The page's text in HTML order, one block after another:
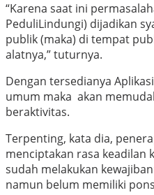
“Karena saat ini
PeduliLindungi) dijadikan
publik (maka) di tempat
alatnya,” tuturnya.
Dengan tersedianya
umum maka akan
beraktivitas.
Terpenting, kata dia,
menciptakan rasa keadilan
sudah melakukan
namun belum memiliki